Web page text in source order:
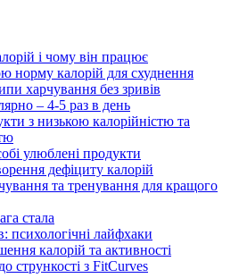
і чому він працює
норму калорій для схуднення
харчування без зривів
– 4-5 раз в день
з низькою калорійністю та
улюблені продукти
дефіциту калорій
та тренування для кращого
стала
психологічні лайфхаки
калорій та активності
стрункості з FitCurves